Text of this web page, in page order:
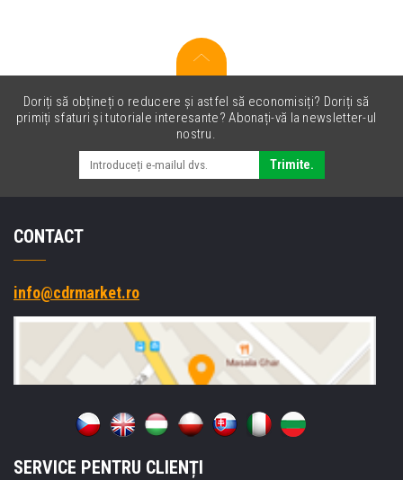
Doriți să obțineți o reducere și astfel să economisiți? Doriți să
primiți sfaturi și tutoriale interesante? Abonați-vă la newsletter-ul
nostru.
Trimite.
CONTACT
info@cdrmarket.ro
SERVICE PENTRU CLIENȚI